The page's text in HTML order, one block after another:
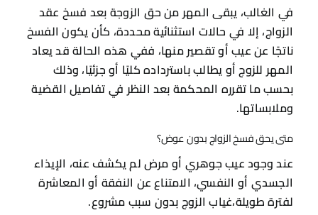
في الغالب، يبقى المهر من حق الزوجة بعد فسخ عقد
الزواج، إلا في حالات استثنائية محددة، كأن يكون الفسخ
ناتجًا عن عيب أو تقصير منها، ففي هذه الحالة قد يعاد
المهر للزوج أو يطالب باسترداده كليًا أو جزئيًا، وذلك
بحسب ما تقرره المحكمة بعد النظر في تفاصيل القضية
وملابساتها.
متى يحق فسخ الزواج بدون عوض؟
عند وجود عيب جوهري أو مرض لم يكشف عنه، الإيذاء
الجسدي أو النفسي، الامتناع عن النفقة أو المعاشرة
لفترة طويلة،غياب الزوج بدون سبب مشروع.